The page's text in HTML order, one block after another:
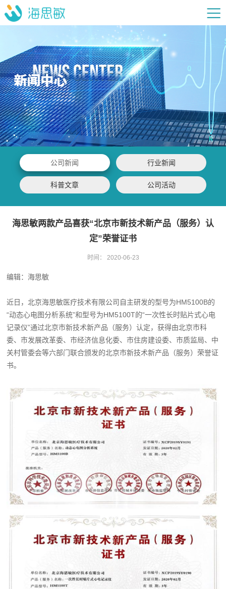
公司新闻 行业新闻
科普文章 公司活动
海思敏两款产品喜获“北京市新技术新产品（服务）认
定”荣誉证书
时间： 2020-06-23
编辑：海思敏
近日，北京海思敏医疗技术有限公司自主研发的型号为HM5100B的
“动态心电图分析系统”和型号为HM5100T的“一次性长时贴片式心电
记录仪”通过北京市新技术新产品（服务）认定，获得由北京市科
委、市发展改革委、市经济信息化委、市住房建设委、市质监局、中
关村管委会等六部门联合颁发的北京市新技术新产品（服务）荣誉证
书。